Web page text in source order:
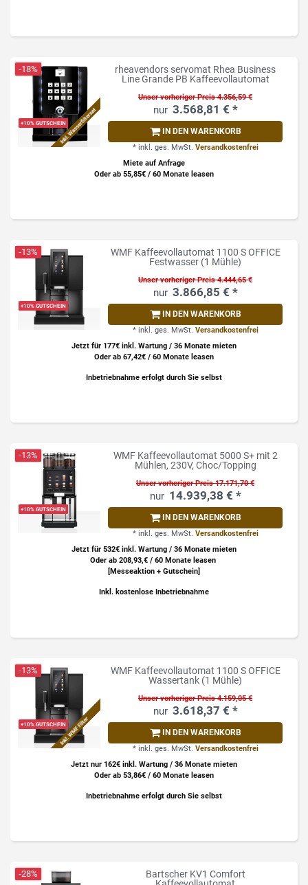
Inkl. Wasserfilterset
+10% GUTSCHEIN
-18%
rheavendors servomat Rhea Business
Line Grande PB Kaffeevollautomat
Unser vorheriger Preis 4.356,59 €
3.568,81 € *
IN DEN WARENKORB
* inkl. ges. MwSt. Versandkostenfrei
Miete auf Anfrage
Oder ab 55,85€ / 60 Monate leasen
+10% GUTSCHEIN
-13%
WMF Kaffeevollautomat 1100 S OFFICE
Festwasser (1 Mühle)
Unser vorheriger Preis 4.444,65 €
3.866,85 € *
IN DEN WARENKORB
* inkl. ges. MwSt. Versandkostenfrei
Jetzt für 177€ inkl. Wartung / 36 Monate mieten
Oder ab 67,42€ / 60 Monate leasen
Inbetriebnahme erfolgt durch Sie selbst
+10% GUTSCHEIN
-13%
WMF Kaffeevollautomat 5000 S+ mit 2
Mühlen, 230V, Choc/Topping
Unser vorheriger Preis 17.171,70 €
14.939,38 € *
IN DEN WARENKORB
* inkl. ges. MwSt. Versandkostenfrei
Jetzt für 532€ inkl. Wartung / 36 Monate mieten
Oder ab 208,93,€ / 60 Monate leasen
[Messeaktion + Gutschein]
Inkl. kostenlose Inbetriebnahme
+10% GUTSCHEINInkl. WMF Filter
-13%
WMF Kaffeevollautomat 1100 S OFFICE
Wassertank (1 Mühle)
Unser vorheriger Preis 4.159,05 €
3.618,37 € *
IN DEN WARENKORB
* inkl. ges. MwSt. Versandkostenfrei
Jetzt nur 162€ inkl. Wartung / 36 Monate mieten
Oder ab 53,86€ / 60 Monate leasen
Inbetriebnahme erfolgt durch Sie selbst
-28%
Bartscher KV1 Comfort